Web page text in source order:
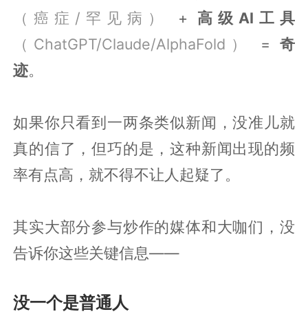
（癌症/罕见病）
+ 高级AI工具
（ChatGPT/Claude/AlphaFold）
= 奇
迹。
如果你只看到一两条类似新闻，没准儿就
真的信了，但巧的是，这种新闻出现的频
率有点高，就不得不让人起疑了。
其实大部分参与炒作的媒体和大咖们，没
告诉你这些关键信息——
没一个是普通人